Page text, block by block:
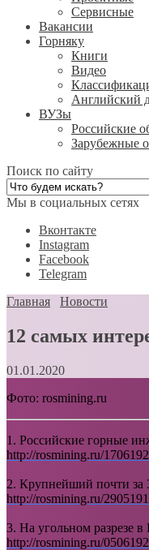
Сервисные
Вакансии
Горняку
Книги
Видео
Английский
ВУЗы
Российские
Зарубежные
Поиск по сайту
Мы в социальных сетях
Вконтакте
Instagram
Facebook
Telegram
Главная
Новости
12 самых
01.01.2020
Фото: rosmining.ru
1. Российские горные
http://rosmining.ru/
2. Крупнейший почти за
http://rosmining.ru/
3. На угольном разрезе в
http://rosmining.ru/